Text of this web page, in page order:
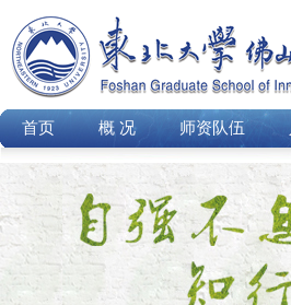
首页 概 况 师资队伍